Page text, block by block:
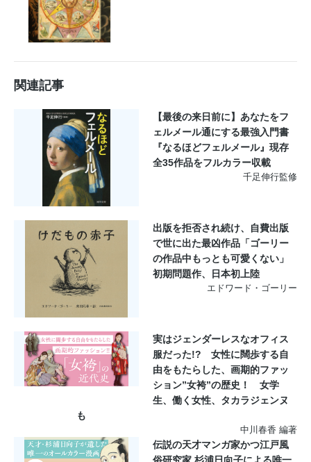
関連記事
【最後の来日前に】あなたをフ
ェルメール通にする最強入門書
『なるほどフェルメール』現存
全35作品をフルカラー収載
千足伸行監修
出版を拒否され続け、自費出版
で世に出た最凶作品「ゴーリー
の作品中もっとも可愛くない」
初期問題作、日本初上陸
エドワード・ゴーリー
実はジェンダーレスなオフィス
服だった!? 女性に闊歩する自
由をもたらした、画期的ファッ
ション”女袴”の歴史！ 女学
生、働く女性、タカラジェンヌ
も
中川春香 編著
伝説の天才マンガ家かつ江戸風